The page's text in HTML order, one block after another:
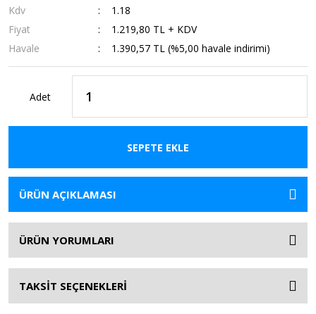
Kdv
1.18
Fiyat
1.219,80 TL + KDV
Havale
1.390,57 TL (%5,00 havale indirimi)
Adet
SEPETE EKLE
ÜRÜN AÇIKLAMASI
ÜRÜN YORUMLARI
TAKSİT SEÇENEKLERİ